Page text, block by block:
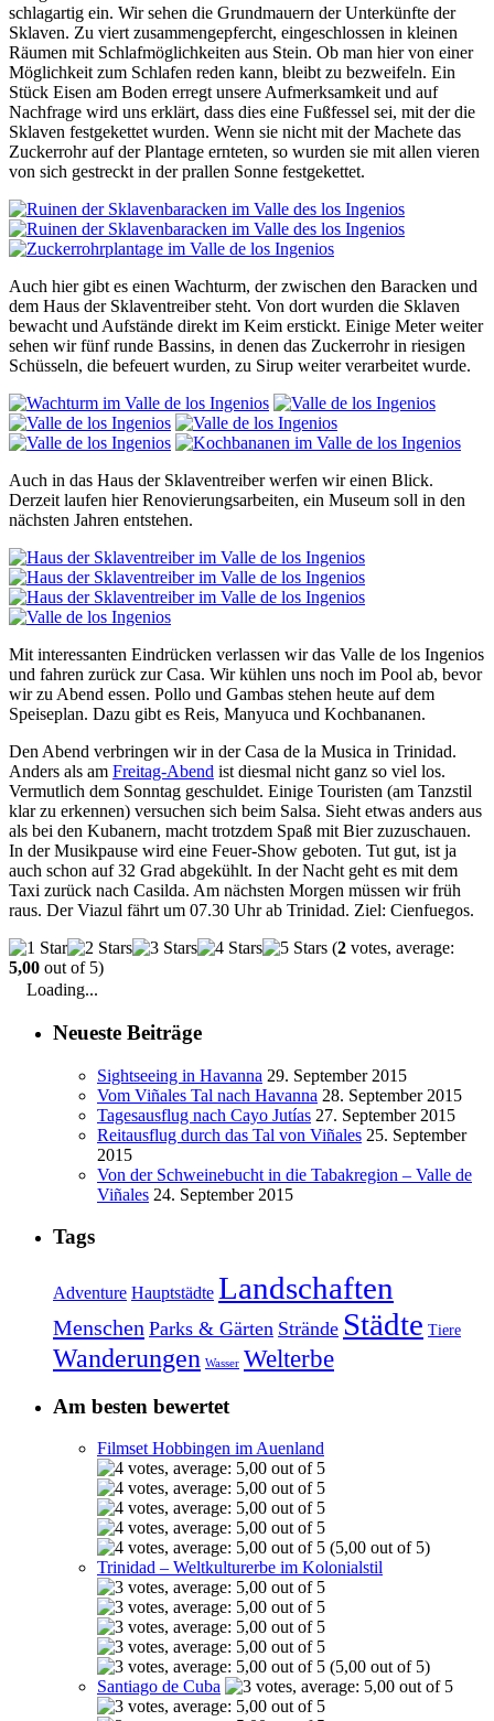
schlagartig ein. Wir sehen die Grundmauern der Unterkünfte der
Sklaven. Zu viert zusammengepfercht, eingeschlossen in kleinen
Räumen mit Schlafmöglichkeiten aus Stein. Ob man hier von einer
Möglichkeit zum Schlafen reden kann, bleibt zu bezweifeln. Ein
Stück Eisen am Boden erregt unsere Aufmerksamkeit und auf
Nachfrage wird uns erklärt, dass dies eine Fußfessel sei, mit der die
Sklaven festgekettet wurden. Wenn sie nicht mit der Machete das
Zuckerrohr auf der Plantage ernteten, so wurden sie mit allen vieren
von sich gestreckt in der prallen Sonne festgekettet.
Auch hier gibt es einen Wachturm, der zwischen den Baracken und
dem Haus der Sklaventreiber steht. Von dort wurden die Sklaven
bewacht und Aufstände direkt im Keim erstickt. Einige Meter weiter
sehen wir fünf runde Bassins, in denen das Zuckerrohr in riesigen
Schüsseln, die befeuert wurden, zu Sirup weiter verarbeitet wurde.
Auch in das Haus der Sklaventreiber werfen wir einen Blick.
Derzeit laufen hier Renovierungsarbeiten, ein Museum soll in den
nächsten Jahren entstehen.
Mit interessanten Eindrücken verlassen wir das Valle de los Ingenios
und fahren zurück zur Casa. Wir kühlen uns noch im Pool ab, bevor
wir zu Abend essen. Pollo und Gambas stehen heute auf dem
Speiseplan. Dazu gibt es Reis, Manyuca und Kochbananen.
Den Abend verbringen wir in der Casa de la Musica in Trinidad.
Anders als am Freitag-Abend ist diesmal nicht ganz so viel los.
Vermutlich dem Sonntag geschuldet. Einige Touristen (am Tanzstil
klar zu erkennen) versuchen sich beim Salsa. Sieht etwas anders aus
als bei den Kubanern, macht trotzdem Spaß mit Bier zuzuschauen.
In der Musikpause wird eine Feuer-Show geboten. Tut gut, ist ja
auch schon auf 32 Grad abgekühlt. In der Nacht geht es mit dem
Taxi zurück nach Casilda. Am nächsten Morgen müssen wir früh
raus. Der Viazul fährt um 07.30 Uhr ab Trinidad. Ziel: Cienfuegos.
(2 votes, average:
5,00 out of 5)
Loading...
Neueste Beiträge
Sightseeing in Havanna 29. September 2015
Vom Viñales Tal nach Havanna 28. September 2015
Tagesausflug nach Cayo Jutías 27. September 2015
Reitausflug durch das Tal von Viñales 25. September
2015
Von der Schweinebucht in die Tabakregion – Valle de
Viñales 24. September 2015
Tags
Adventure Hauptstädte Landschaften
Menschen Parks & Gärten Strände Städte Tiere
Wanderungen Wasser Welterbe
Am besten bewertet
Filmset Hobbingen im Auenland
(5,00 out of 5)
Trinidad – Weltkulturerbe im Kolonialstil
(5,00 out of 5)
Santiago de Cuba